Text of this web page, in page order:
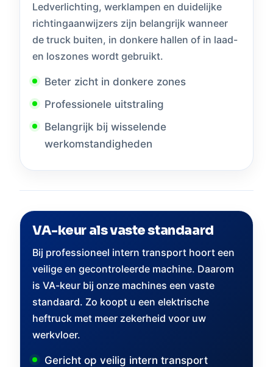
Ledverlichting, werklampen en duidelijke
richtingaanwijzers zijn belangrijk wanneer
de truck buiten, in donkere hallen of in laad-
en loszones wordt gebruikt.
Beter zicht in donkere zones
Professionele uitstraling
Belangrijk bij wisselende
werkomstandigheden
VA-keur als vaste standaard
Bij professioneel intern transport hoort een
veilige en gecontroleerde machine. Daarom
is VA-keur bij onze machines een vaste
standaard. Zo koopt u een elektrische
heftruck met meer zekerheid voor uw
werkvloer.
Gericht op veilig intern transport